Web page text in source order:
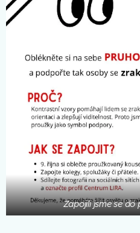
Zapojili jsme se